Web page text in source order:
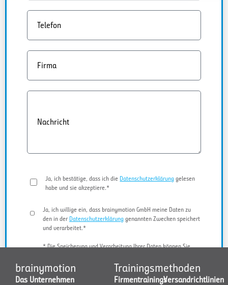
Telefon
Firma
Nachricht
Ja, ich bestätige, dass ich die Datenschutzerklärung gelesen
habe und sie akzeptiere.*
Ja, ich willige ein, dass brainymotion GmbH meine Daten zu
den in der Datenschutzerklärung genannten Zwecken speichert
und verarbeitet.*
* Die Speicherung und Verarbeitung Ihrer Daten können Sie
brainymotion
Das Unternehmen
Trainingsmethoden
FirmentrainingsVersandrichtlinien